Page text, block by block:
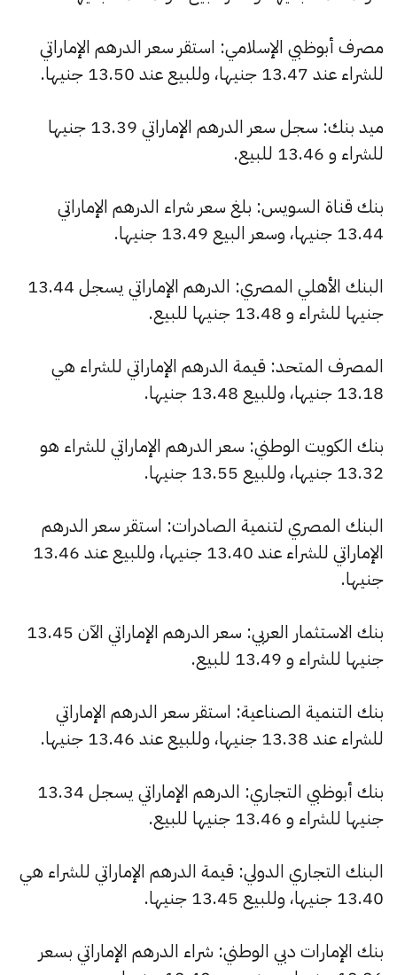
مصرف أبوظبي الإسلامي: استقر سعر الدرهم الإماراتي
للشراء عند 13.47 جنيها، وللبيع عند 13.50 جنيها.
ميد بنك: سجل سعر الدرهم الإماراتي 13.39 جنيها
للشراء و 13.46 للبيع.
بنك قناة السويس: بلغ سعر شراء الدرهم الإماراتي
13.44 جنيها، وسعر البيع 13.49 جنيها.
البنك الأهلي المصري: الدرهم الإماراتي يسجل 13.44
جنيها للشراء و 13.48 جنيها للبيع.
المصرف المتحد: قيمة الدرهم الإماراتي للشراء هي
13.18 جنيها، وللبيع 13.48 جنيها.
بنك الكويت الوطني: سعر الدرهم الإماراتي للشراء هو
13.32 جنيها، وللبيع 13.55 جنيها.
البنك المصري لتنمية الصادرات: استقر سعر الدرهم
الإماراتي للشراء عند 13.40 جنيها، وللبيع عند 13.46
جنيها.
بنك الاستثمار العربي: سعر الدرهم الإماراتي الآن 13.45
جنيها للشراء و 13.49 للبيع.
بنك التنمية الصناعية: استقر سعر الدرهم الإماراتي
للشراء عند 13.38 جنيها، وللبيع عند 13.46 جنيها.
بنك أبوظبي التجاري: الدرهم الإماراتي يسجل 13.34
جنيها للشراء و 13.46 جنيها للبيع.
البنك التجاري الدولي: قيمة الدرهم الإماراتي للشراء هي
13.40 جنيها، وللبيع 13.45 جنيها.
بنك الإمارات دبي الوطني: شراء الدرهم الإماراتي بسعر